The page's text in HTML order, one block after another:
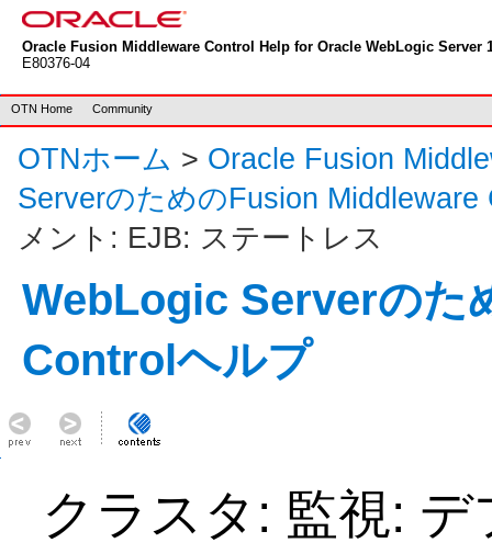
Oracle Fusion Middleware Control Help for Oracle WebLogic Server
E80376-04
OTN Home Community
OTNホーム > Oracle Fusion
ServerのためのFusion Middleware
メント: EJB: ステートレス
WebLogic Serverのた
Controlヘルプ
クラスタ: 監視: